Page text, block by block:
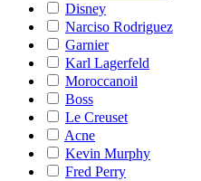
Disney
Narciso Rodriguez
Garnier
Karl Lagerfeld
Moroccanoil
Boss
Le Creuset
Acne
Kevin Murphy
Fred Perry